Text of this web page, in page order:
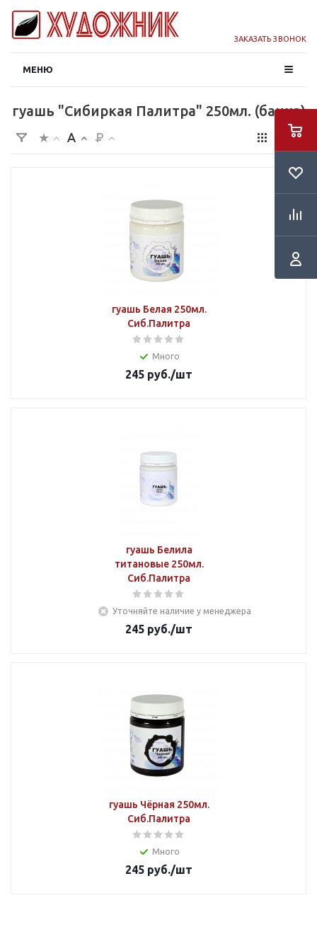
ЗАКАЗАТЬ ЗВОНОК
МЕНЮ
гуашь "Сибиркая Палитра" 250мл. (банка)
гуашь Белая 250мл.
Сиб.Палитра
Много
245 руб./шт
гуашь Белила
титановые 250мл.
Сиб.Палитра
Уточняйте наличие у менеджера
245 руб./шт
гуашь Чёрная 250мл.
Сиб.Палитра
Много
245 руб./шт